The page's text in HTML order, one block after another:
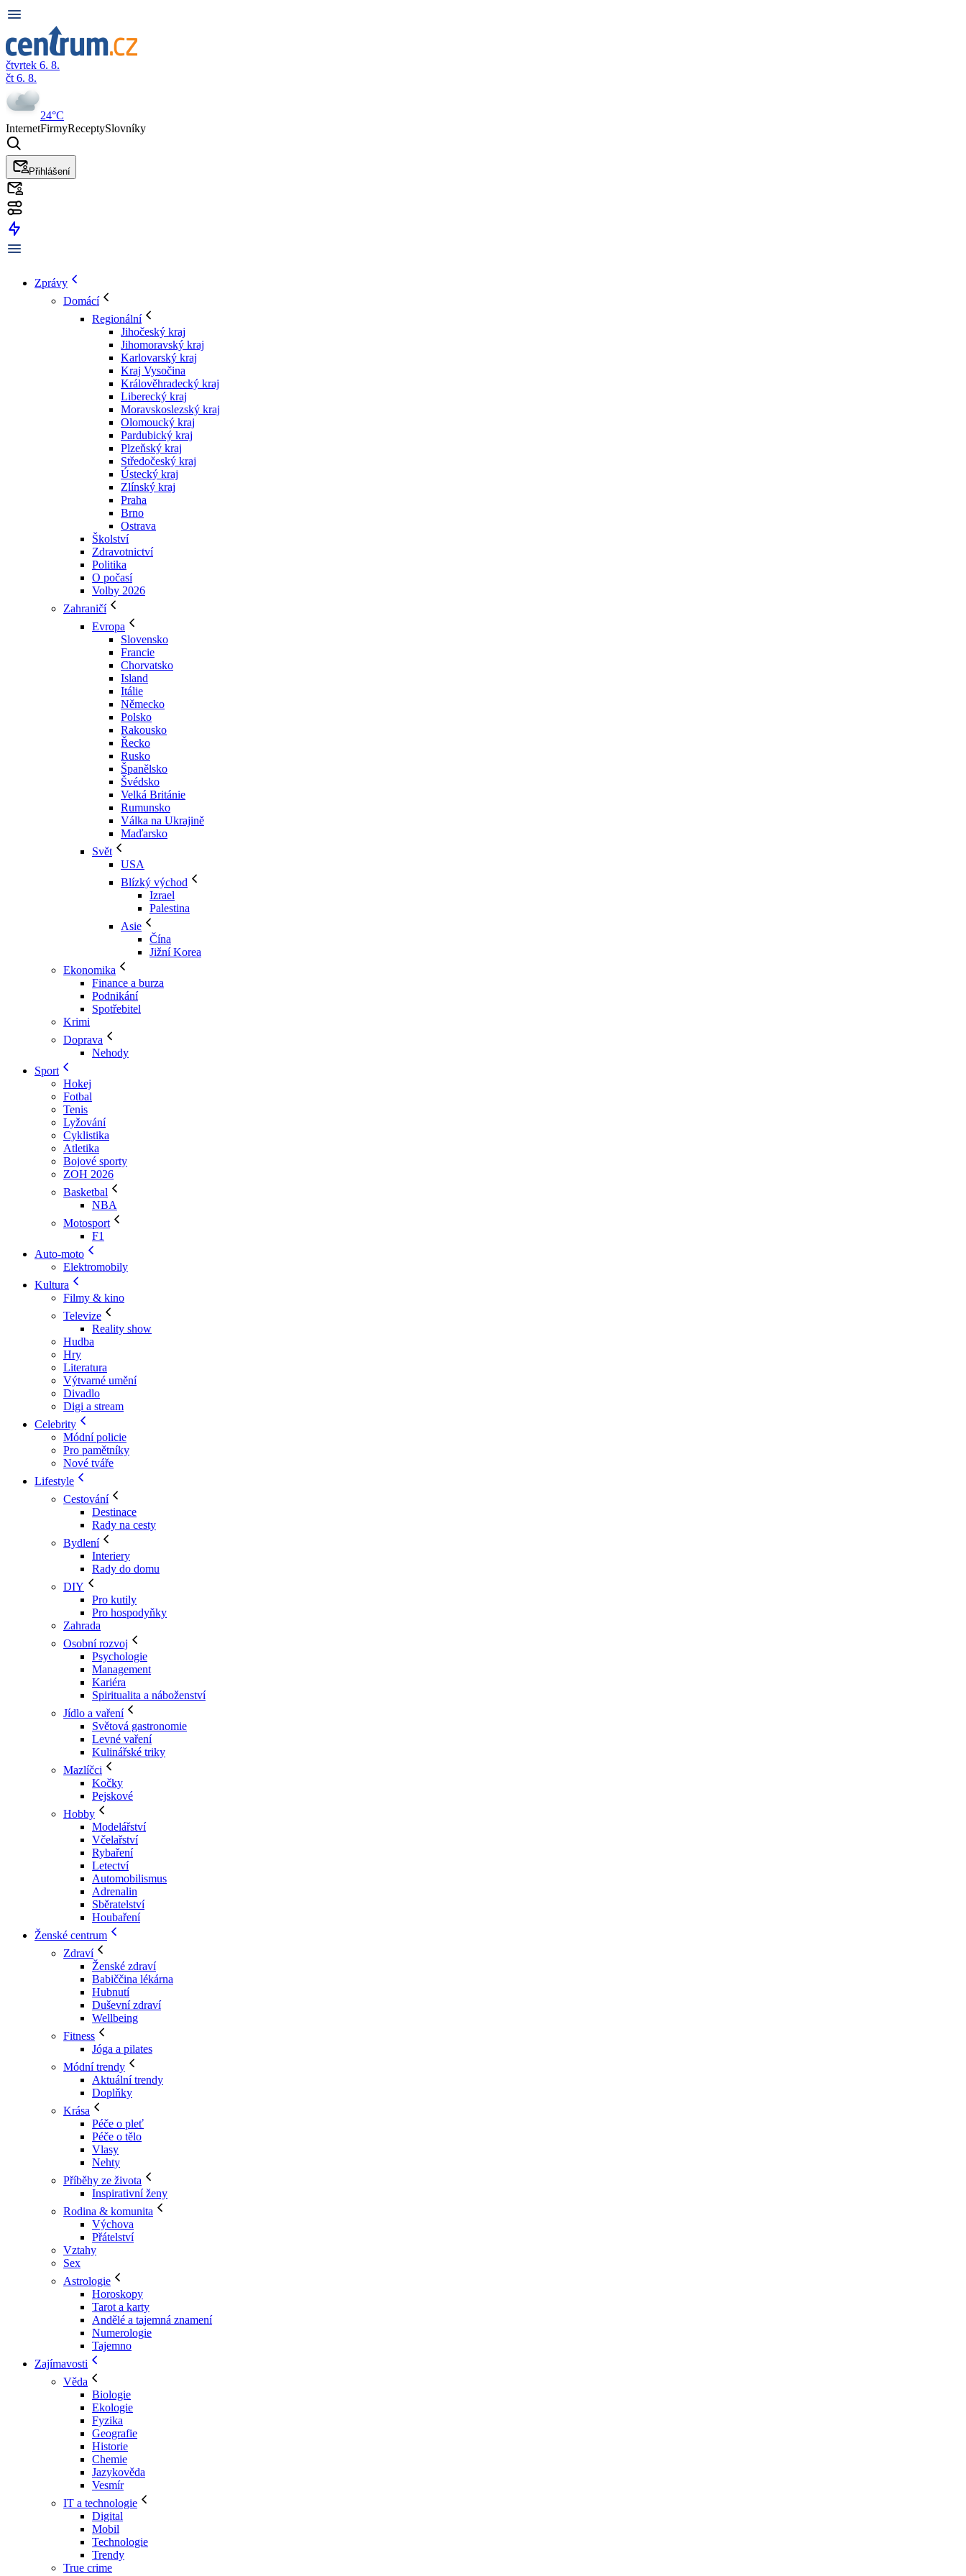
čtvrtek 6. 8.
čt 6. 8.
24°C
InternetFirmyReceptySlovníky
Přihlášení
Zprávy
Domácí
Regionální
Jihočeský kraj
Jihomoravský kraj
Karlovarský kraj
Kraj Vysočina
Králověhradecký kraj
Liberecký kraj
Moravskoslezský kraj
Olomoucký kraj
Pardubický kraj
Plzeňský kraj
Středočeský kraj
Ústecký kraj
Zlínský kraj
Praha
Brno
Ostrava
Školství
Zdravotnictví
Politika
O počasí
Volby 2026
Zahraničí
Evropa
Slovensko
Francie
Chorvatsko
Island
Itálie
Německo
Polsko
Rakousko
Řecko
Rusko
Španělsko
Švédsko
Velká Británie
Rumunsko
Válka na Ukrajině
Maďarsko
Svět
USA
Blízký východ
Izrael
Palestina
Asie
Čína
Jižní Korea
Ekonomika
Finance a burza
Podnikání
Spotřebitel
Krimi
Doprava
Nehody
Sport
Hokej
Fotbal
Tenis
Lyžování
Cyklistika
Atletika
Bojové sporty
ZOH 2026
Basketbal
NBA
Motosport
F1
Auto-moto
Elektromobily
Kultura
Filmy & kino
Televize
Reality show
Hudba
Hry
Literatura
Výtvarné umění
Divadlo
Digi a stream
Celebrity
Módní policie
Pro pamětníky
Nové tváře
Lifestyle
Cestování
Destinace
Rady na cesty
Bydlení
Interiery
Rady do domu
DIY
Pro kutily
Pro hospodyňky
Zahrada
Osobní rozvoj
Psychologie
Management
Kariéra
Spiritualita a náboženství
Jídlo a vaření
Světová gastronomie
Levné vaření
Kulinářské triky
Mazlíčci
Kočky
Pejskové
Hobby
Modelářství
Včelařství
Rybaření
Letectví
Automobilismus
Adrenalin
Sběratelství
Houbaření
Ženské centrum
Zdraví
Ženské zdraví
Babiččina lékárna
Hubnutí
Duševní zdraví
Wellbeing
Fitness
Jóga a pilates
Módní trendy
Aktuální trendy
Doplňky
Krása
Péče o pleť
Péče o tělo
Vlasy
Nehty
Příběhy ze života
Inspirativní ženy
Rodina & komunita
Výchova
Přátelství
Vztahy
Sex
Astrologie
Horoskopy
Tarot a karty
Andělé a tajemná znamení
Numerologie
Tajemno
Zajímavosti
Věda
Biologie
Ekologie
Fyzika
Geografie
Historie
Chemie
Jazykověda
Vesmír
IT a technologie
Digital
Mobil
Technologie
Trendy
True crime